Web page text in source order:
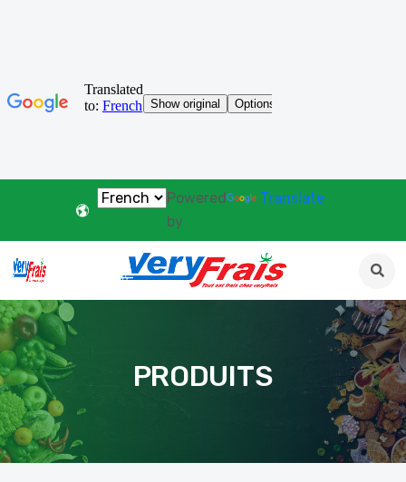
Powered
by
Translate
PRODUITS